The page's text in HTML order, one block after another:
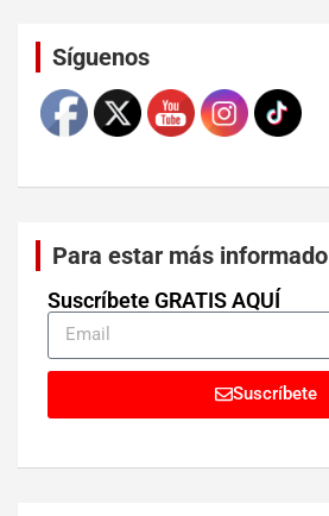
Síguenos
Para estar más informado
Suscríbete GRATIS AQUÍ
Suscríbete